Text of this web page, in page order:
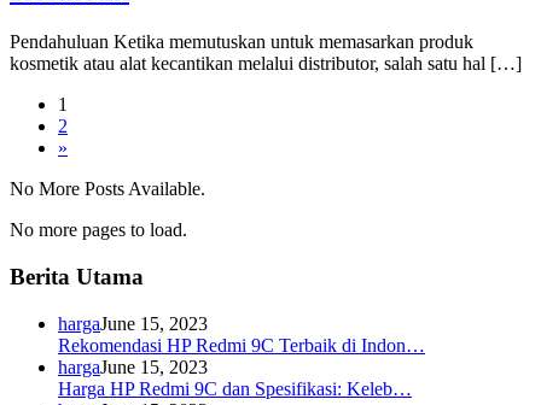
Pendahuluan Ketika memutuskan untuk memasarkan produk
kosmetik atau alat kecantikan melalui distributor, salah satu hal […]
1
2
»
No More Posts Available.
No more pages to load.
Berita Utama
hargaJune 15, 2023
Rekomendasi HP Redmi 9C Terbaik di Indon…
hargaJune 15, 2023
Harga HP Redmi 9C dan Spesifikasi: Keleb…